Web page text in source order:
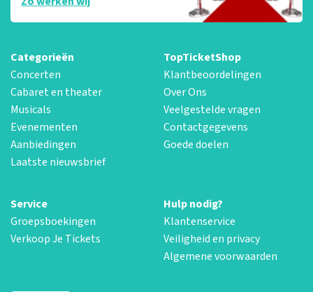
Categorieën
Concerten
Cabaret en theater
Musicals
Evenementen
Aanbiedingen
Laatste nieuwsbrief
TopTicketShop
Klantbeoordelingen
Over Ons
Veelgestelde vragen
Contactgegevens
Goede doelen
Service
Groepsboekingen
Verkoop Je Tickets
Hulp nodig?
Klantenservice
Veiligheid en privacy
Algemene voorwaarden